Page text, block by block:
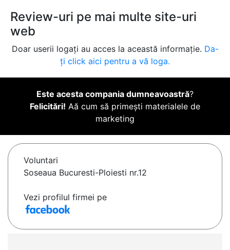
Review-uri pe mai multe site-uri
web
Doar userii logați au acces la această informație. Da-
ți click aici pentru a vă loga.
Este acesta compania dumneavoastră?
Felicitări! Aă cum să primești materialele de
marketing
Voluntari
Soseaua Bucuresti-Ploiesti nr.12
Vezi profilul firmei pe